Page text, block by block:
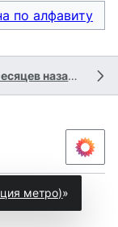
по алфавиту
Последний раз редактировалась 6 месяцев назад
версия
метро)»